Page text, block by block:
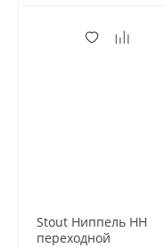
Stout Ниппель НН
переходной